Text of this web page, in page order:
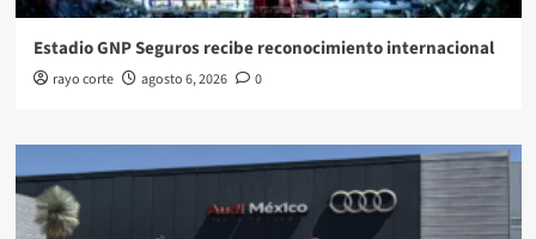
Estadio GNP Seguros recibe reconocimiento internacional
rayo corte agosto 6, 2026 0